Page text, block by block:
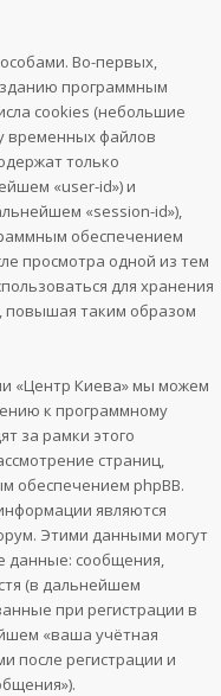
Во-первых,
программным
cookies (небольшие
временных файлов
только
«user-id») и
«session-id»),
обеспечением
просмотра одной из тем
для хранения
повышая таким образом
«Центр Киева» мы можем
к программному
за рамки этого
страниц,
обеспечением phpBB.
являются
Этими данными могут
данные: сообщения,
(в дальнейшем
при регистрации в
«ваша учётная
после регистрации и